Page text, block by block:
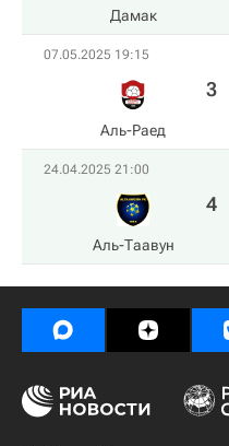
Дамак
07.05.2025 19:15
Аль-Раед
3
24.04.2025 21:00
Аль-Таавун
4